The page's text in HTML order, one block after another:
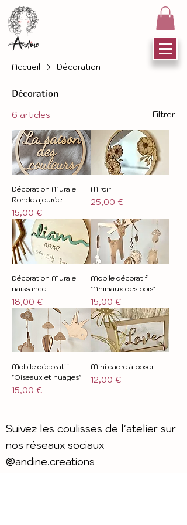
Accueil Décoration
Décoration
6 articles Filtrer
Décoration Murale
Ronde ajourée
Prix
15,00 €
Miroir
Prix
25,00 €
Décoration Murale
naissance
Prix
18,00 €
Mobile décoratif
"Animaux des bois"
Prix
15,00 €
Mobile décoratif
"Oiseaux et nuages"
Prix
15,00 €
Mini cadre à poser
Prix
12,00 €
Suivez les coulisses de l'atelier sur
nos réseaux sociaux
@andine.creations